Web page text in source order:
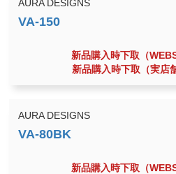
AURA DESIGNS
新品購入時下取（
新品購入時下取（実店
AURA DESIGNS
新品購入時下取（